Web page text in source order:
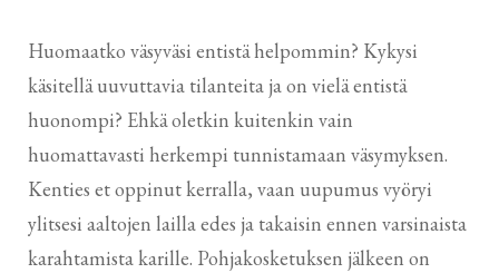
Huomaatko väsyväsi entistä helpommin? Kykysi
käsitellä uuvuttavia tilanteita ja on vielä entistä
huonompi? Ehkä oletkin kuitenkin vain
huomattavasti herkempi tunnistamaan väsymyksen.
Kenties et oppinut kerralla, vaan uupumus vyöryi
ylitsesi aaltojen lailla edes ja takaisin ennen varsinaista
karahtamista karille. Pohjakosketuksen jälkeen on